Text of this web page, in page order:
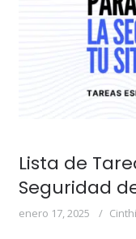
Lista de
Seguridad
enero 17, 2025